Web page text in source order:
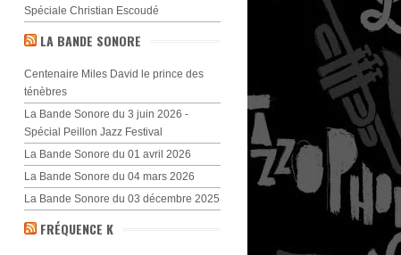
Spéciale Christian Escoudé
LA BANDE SONORE
Centenaire Miles David le prince des
ténèbres
La Bande Sonore du 3 juin 2026 -
Spécial Peillon Jazz Festival
La Bande Sonore du 01 avril 2026
La Bande Sonore du 04 mars 2026
La Bande Sonore du 03 décembre 2025
FRÉQUENCE K